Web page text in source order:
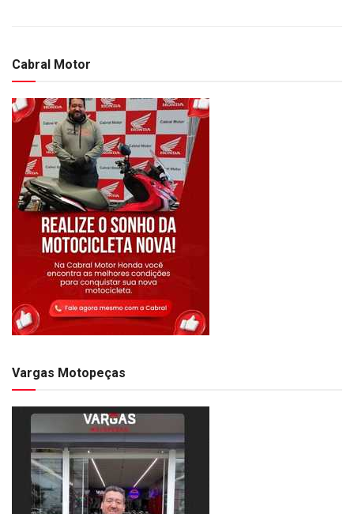
Cabral Motor
Vargas Motopeças